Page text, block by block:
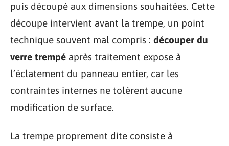
puis découpé aux dimensions souhaitées. Cette
découpe intervient avant la trempe, un point
technique souvent mal compris : découper du
verre trempé après traitement expose à
l’éclatement du panneau entier, car les
contraintes internes ne tolèrent aucune
modification de surface.
La trempe proprement dite consiste à